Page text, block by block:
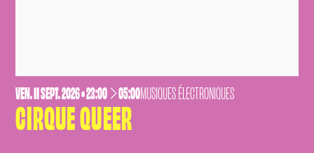
VENDREDI
VEN.11SEPTEMBRE
SEPT.2026• 23:00 05:00MUSIQUES ÉLECTRONIQUES
CIRQUE QUEER